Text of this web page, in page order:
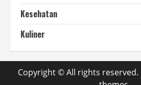
Kesehatan
Kuliner
Copyright © All rights reserved.